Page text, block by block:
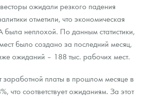
ожидали резкого падения
отметили, что экономическая
была неплохой. По данным статистики,
было создано за последний месяц,
ожиданий – 188 тыс. рабочих мест.
заработной платы в прошлом месяце в
что соответствует ожиданиям. За этот